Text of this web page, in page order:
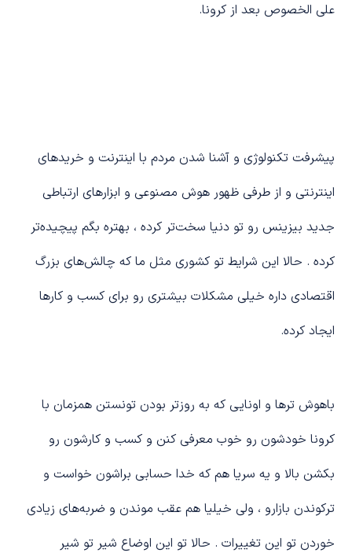
علی الخصوص بعد از کرونا.
پیشرفت تکنولوژی و آشنا شدن مردم با اینترنت و خریدهای
اینترنتی و از طرفی ظهور هوش مصنوعی و ابزارهای ارتباطی
جدید بیزینس رو تو دنیا سخت‌تر کرده ، بهتره بگم پیچیده‌تر
کرده . حالا این شرایط تو کشوری مثل ما که چالش‌های بزرگ
اقتصادی داره خیلی مشکلات بیشتری رو برای کسب و کارها
ایجاد کرده.
باهوش ترها و اونایی که به روز‌تر بودن تونستن همزمان با
کرونا خودشون رو خوب معرفی کنن و کسب و کارشون رو
بکشن بالا و یه سریا هم که خدا حسابی براشون خواست و
ترکوندن بازارو ، ولی خیلیا هم عقب موندن و ضربه‌های زیادی
خوردن تو این تغییرات . حالا تو این اوضاع شیر تو شیر